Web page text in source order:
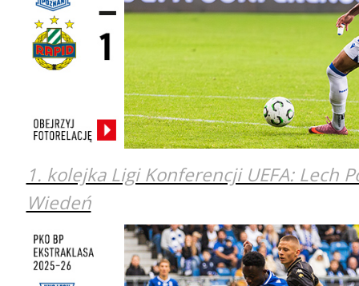
1. kolejka Ligi Konferencji UEFA: Lech
Wiedeń